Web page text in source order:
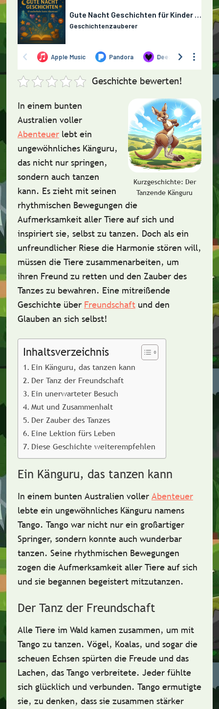
Geschichte bewerten!
Kurzgeschichte: Der
Tanzende Känguru
In einem bunten
Australien voller
Abenteuerlebt ein
ungewöhnliches Känguru,
das nicht nur springen,
sondern auch tanzen
kann. Es zieht mit seinen
rhythmischen Bewegungen die
Aufmerksamkeit aller Tiere auf sich und
inspiriert sie, selbst zu tanzen. Doch als ein
unfreundlicher Riese die Harmonie stören will,
müssen die Tiere zusammenarbeiten, um
ihren Freund zu retten und den Zauber des
Tanzes zu bewahren. Eine mitreißende
Geschichte über Freundschaftund den
Glauben an sich selbst!
Inhaltsverzeichnis
Ein Känguru, das tanzen kann
Der Tanz der Freundschaft
Ein unerwarteter Besuch
Mut und Zusammenhalt
Der Zauber des Tanzes
Eine Lektion fürs Leben
Diese Geschichte weiterempfehlen
Ein Känguru, das tanzen kann
In einem bunten Australien voller Abenteuer
lebte ein ungewöhnliches Känguru namens
Tango. Tango war nicht nur ein großartiger
Springer, sondern konnte auch wunderbar
tanzen. Seine rhythmischen Bewegungen
zogen die Aufmerksamkeit aller Tiere auf sich
und sie begannen begeistert mitzutanzen.
Der Tanz der Freundschaft
Alle Tiere im Wald kamen zusammen, um mit
Tango zu tanzen. Vögel, Koalas, und sogar die
scheuen Echsen spürten die Freude und das
Lachen, das Tango verbreitete. Jeder fühlte
sich glücklich und verbunden. Tango ermutigte
sie, zu denken, dass sie zusammen stärker